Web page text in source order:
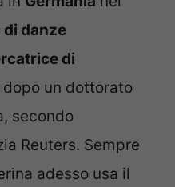
danze
di
dopo un dottorato
secondo
Reuters. Sempre
adesso usa il